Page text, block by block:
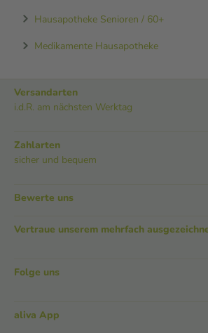
Hausapotheke Senioren / 60+
Medikamente Hausapotheke
Versandarten
i.d.R. am nächsten Werktag
Zahlarten
sicher und bequem
Bewerte uns
Vertraue unserem mehrfach
Folge uns
aliva App